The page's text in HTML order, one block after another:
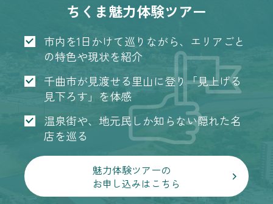
ちくま魅力体験ツアー
市内を1日かけて巡りながら、エリアごと
の特色や現状を紹介
千曲市が見渡せる里山に登り「見上げる
見下ろす」を体感
温泉街や、地元民しか知らない隠れた名
店を巡る
魅力体験ツアーの
お申し込みはこちら